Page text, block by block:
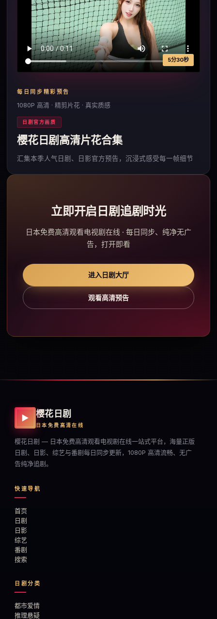
5分30秒
每日同步精彩预告
1080P 高清 · 精剪片花 · 真实质感
日剧官方画质
樱花日剧高清片花合集
汇集本季人气日剧、日影官方预告，沉浸式感受每一帧细节
立即开启日剧追剧时光
日本免费高清观看电视剧在线 · 每日同步、纯净无广
告，打开即看
进入日剧大厅
观看高清预告
▶ 樱花日剧
日本免费高清在线
樱花日剧 — 日本免费高清观看电视剧在线一站式平台，海量正版
日剧、日影、综艺与番剧每日同步更新，1080P 高清流畅、无广
告纯净追剧。
快速导航
首页
日剧
日影
综艺
番剧
搜索
日剧分类
都市爱情
推理悬疑